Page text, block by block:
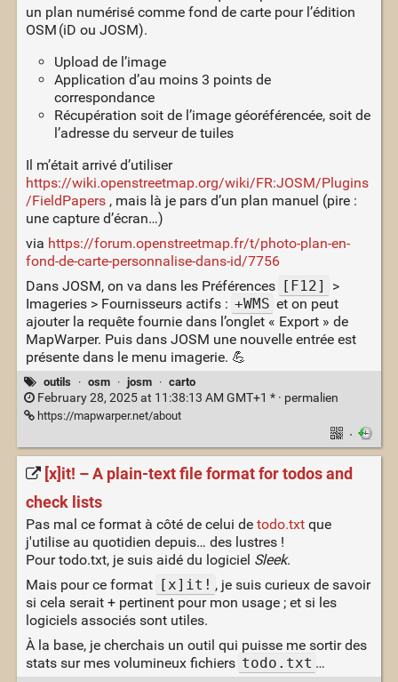
un plan numérisé comme fond de carte pour l’édition
OSM (iD ou JOSM).
Upload de l’image
Application d’au moins 3 points de
correspondance
Récupération soit de l’image géoréférencée, soit de
l’adresse du serveur de tuiles
Il m’était arrivé d’utiliser
https://wiki.openstreetmap.org/wiki/FR:JOSM/Plugins
/FieldPapers, mais là je pars d’un plan manuel (pire :
une capture d’écran…)
via https://forum.openstreetmap.fr/t/photo-plan-en-
fond-de-carte-personnalise-dans-id/7756
Dans JOSM, on va dans les Préférences [F12]
>
Imageries > Fournisseurs actifs : +WMS et on peut
ajouter la requête fournie dans l’onglet « Export » de
MapWarper. Puis dans JOSM une nouvelle entrée est
présente dans le menu imagerie. 💪
outils · osm · josm · carto
February 28, 2025 at 11:38:13 AM GMT+1 * · permalien
https://mapwarper.net/about
·
[x]it! – A plain-text file format for todos and
check lists
Pas mal ce format à côté de celui de todo.txtque
j'utilise au quotidien depuis… des lustres !
Pour todo.txt, je suis aidé du logiciel Sleek.
Mais pour ce format [x]it! , je suis curieux de savoir
si cela serait + pertinent pour mon usage ; et si les
logiciels associés sont utiles.
À la base, je cherchais un outil qui puisse me sortir des
stats sur mes volumineux fichiers todo.txt …